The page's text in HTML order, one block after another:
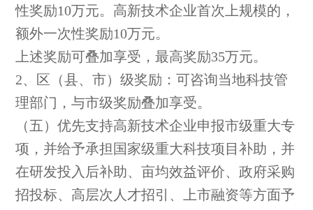
性奖励10万元。高新技术企业首次上规模的，
额外一次性奖励10万元。
上述奖励可叠加享受，最高奖励35万元。
2、区（县、市）级奖励：可咨询当地科技管
理部门，与市级奖励叠加享受。
（五）优先支持高新技术企业申报市级重大专
项，并给予承担国家级重大科技项目补助，并
在研发投入后补助、亩均效益评价、政府采购
招投标、高层次人才招引、上市融资等方面予